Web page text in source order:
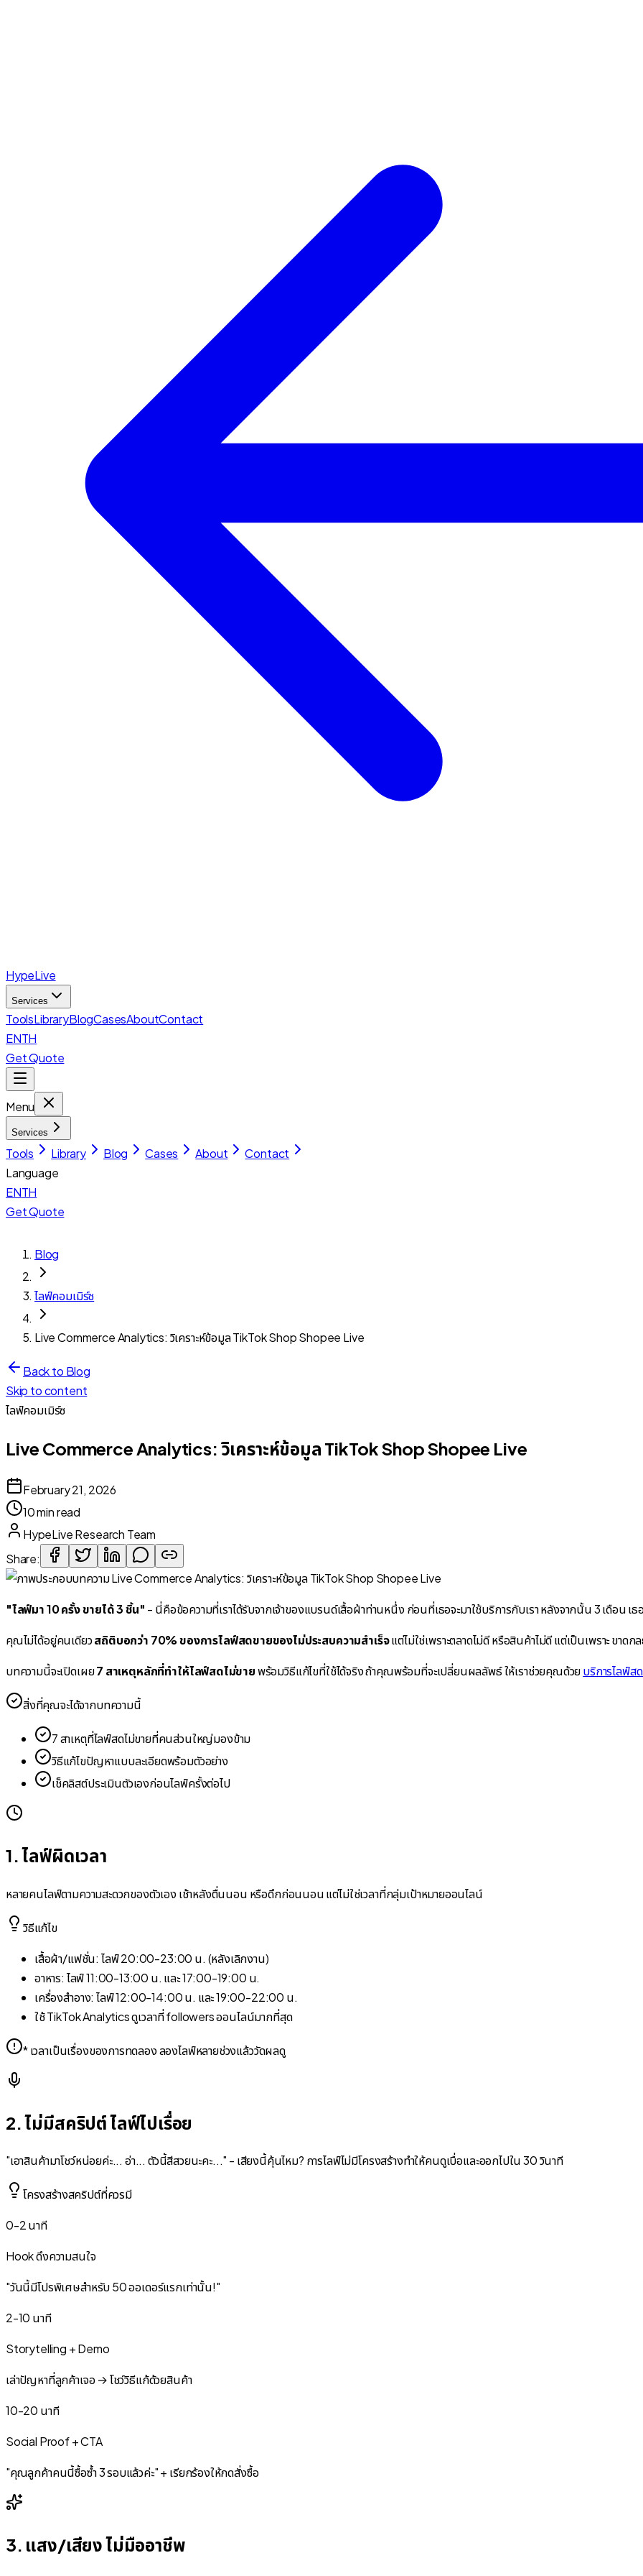
HypeLive
Services
ToolsLibraryBlogCasesAboutContact
ENTH
Get Quote
Menu
Services
Tools Library Blog Cases About
Contact
Language
ENTH
Get Quote
Blog
ไลฟ์คอมเมิร์ซ
Live Commerce Analytics: วิเคราะห์ข้อมูล TikTok Shop Shopee Live
Back to Blog
Skip to content
ไลฟ์คอมเมิร์ซ
Live Commerce Analytics: วิเคราะห์ข้อมูล TikTok Shop Shopee Live
February 21, 2026
10 min read
HypeLive Research Team
Share:
"ไลฟ์มา 10 ครั้ง ขายได้ 3 ชิ้น" - นี่คือข้อความที่เราได้รับจากเจ้าของแบรนด์เสื้อผ้าท่านหนึ่ง ก่อนที่เธอจะมาใช้บริการกับเรา หลังจากนั้น 3 เดือน เ
คุณไม่ได้อยู่คนเดียวสถิติบอกว่า 70% ของการไลฟ์สดขายของไม่ประสบความสำเร็จแต่ไม่ใช่เพราะตลาดไม่ดี หรือสินค้าไม่ดี แต่เป็นเพราะขาดก
บทความนี้จะเปิดเผย7 สาเหตุหลักที่ทำให้ไลฟ์สดไม่ขายพร้อมวิธีแก้ไขที่ใช้ได้จริง ถ้าคุณพร้อมที่จะเปลี่ยนผลลัพธ์ ให้เราช่วยคุณด้วยบริการไลฟ์ส
สิ่งที่คุณจะได้จากบทความนี้
7 สาเหตุที่ไลฟ์สดไม่ขายที่คนส่วนใหญ่มองข้าม
วิธีแก้ไขปัญหาแบบละเอียดพร้อมตัวอย่าง
เช็คลิสต์ประเมินตัวเองก่อนไลฟ์ครั้งต่อไป
1. ไลฟ์ผิดเวลา
หลายคนไลฟ์ตามความสะดวกของตัวเอง เช้าหลังตื่นนอน หรือดึกก่อนนอน แต่ไม่ใช่เวลาที่กลุ่มเป้าหมายออนไลน์
วิธีแก้ไข
เสื้อผ้า/แฟชั่น: ไลฟ์ 20:00-23:00 น. (หลังเลิกงาน)
อาหาร: ไลฟ์ 11:00-13:00 น. และ 17:00-19:00 น.
เครื่องสำอาง: ไลฟ์ 12:00-14:00 น. และ 19:00-22:00 น.
ใช้ TikTok Analytics ดูเวลาที่ followers ออนไลน์มากที่สุด
* เวลาเป็นเรื่องของการทดลอง ลองไลฟ์หลายช่วงแล้ววัดผลดู
2. ไม่มีสคริปต์ ไลฟ์ไปเรื่อย
"เอาสินค้ามาโชว์หน่อยค่ะ... อ่า... ตัวนี้สีสวยนะคะ..." - เสียงนี้คุ้นไหม? การไลฟ์ไม่มีโครงสร้างทำให้คนดูเบื่อและออกไปใน 30 วินาที
โครงสร้างสคริปต์ที่ควรมี
0-2 นาที
Hook ดึงความสนใจ
"วันนี้มีโปรพิเศษสำหรับ 50 ออเดอร์แรกเท่านั้น!"
2-10 นาที
Storytelling + Demo
เล่าปัญหาที่ลูกค้าเจอ → โชว์วิธีแก้ด้วยสินค้า
10-20 นาที
Social Proof + CTA
"คุณลูกค้าคนนี้ซื้อซ้ำ 3 รอบแล้วค่ะ" + เรียกร้องให้กดสั่งซื้อ
3. แสง/เสียง ไม่มืออาชีพ